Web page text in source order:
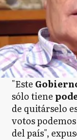
"Este
sólo tiene
de quitárselo
votos
del país",